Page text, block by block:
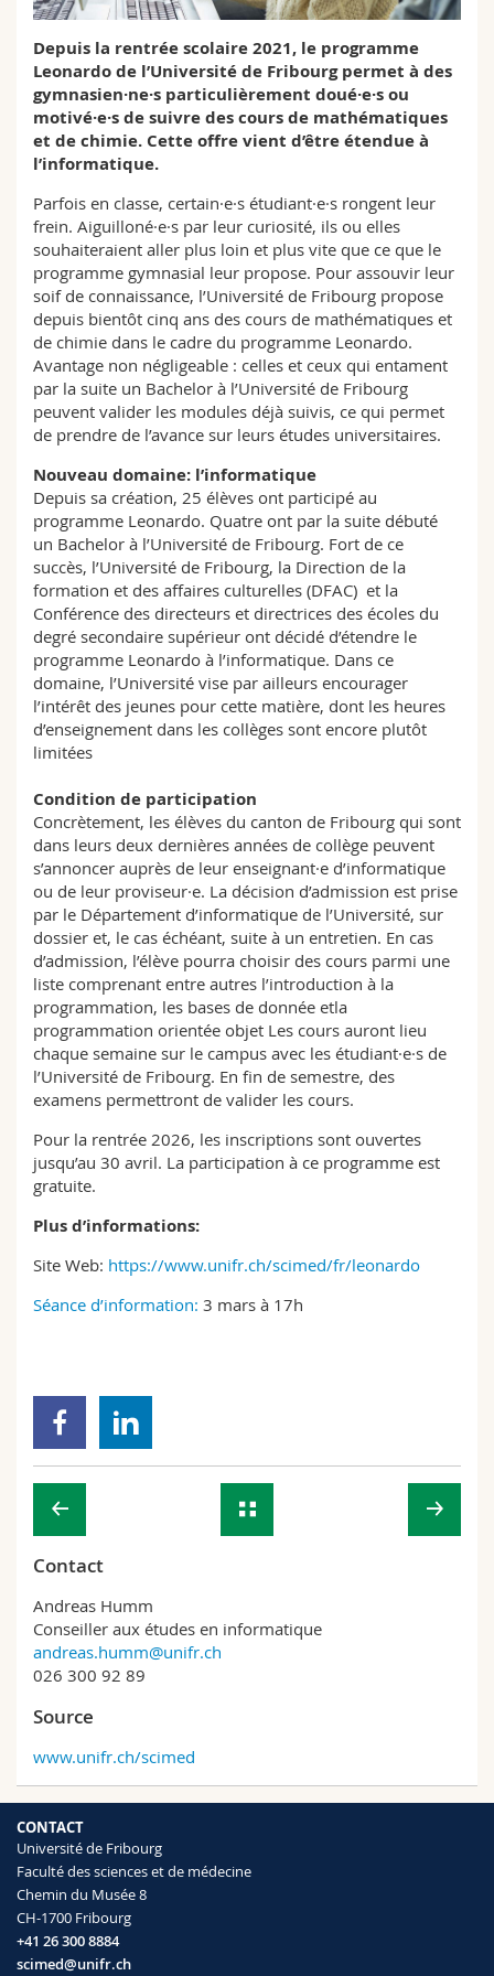
Sciences et médecine
Interfacultaire
Collaborateurs
Doctorants
Webmail
Programme des cours
MyUnifr
Depuis la rentrée scolaire 2021, le programme
Leonardo de l’Université de Fribourg permet à des
gymnasien·ne·s particulièrement doué·e·s ou
motivé·e·s de suivre des cours de mathématiques
et de chimie. Cette offre vient d’être étendue à
l’informatique.
Parfois en classe, certain·e·s étudiant·e·s rongent leur
frein. Aiguilloné·e·s par leur curiosité, ils ou elles
souhaiteraient aller plus loin et plus vite que ce que le
programme gymnasial leur propose. Pour assouvir leur
soif de connaissance, l’Université de Fribourg propose
depuis bientôt cinq ans des cours de mathématiques et
de chimie dans le cadre du programme Leonardo.
Avantage non négligeable : celles et ceux qui entament
par la suite un Bachelor à l’Université de Fribourg
peuvent valider les modules déjà suivis, ce qui permet
de prendre de l’avance sur leurs études universitaires.
Nouveau domaine: l’informatique
Depuis sa création, 25 élèves ont participé au
programme Leonardo. Quatre ont par la suite débuté
un Bachelor à l’Université de Fribourg. Fort de ce
succès, l’Université de Fribourg, la Direction de la
formation et des affaires culturelles (DFAC) et la
Conférence des directeurs et directrices des écoles du
degré secondaire supérieur ont décidé d’étendre le
programme Leonardo à l’informatique. Dans ce
domaine, l’Université vise par ailleurs encourager
l’intérêt des jeunes pour cette matière, dont les heures
d’enseignement dans les collèges sont encore plutôt
limitées
Condition de participation
Concrètement, les élèves du canton de Fribourg qui sont
dans leurs deux dernières années de collège peuvent
s’annoncer auprès de leur enseignant·e d’informatique
ou de leur proviseur·e. La décision d’admission est prise
par le Département d’informatique de l’Université, sur
dossier et, le cas échéant, suite à un entretien. En cas
d’admission, l’élève pourra choisir des cours parmi une
liste comprenant entre autres l’introduction à la
programmation, les bases de donnée etla
programmation orientée objet Les cours auront lieu
chaque semaine sur le campus avec les étudiant·e·s de
l’Université de Fribourg. En fin de semestre, des
examens permettront de valider les cours.
Pour la rentrée 2026, les inscriptions sont ouvertes
jusqu’au 30 avril. La participation à ce programme est
gratuite.
Plus d’informations:
Site Web: https://www.unifr.ch/scimed/fr/leonardo
Séance d’information: 3 mars à 17h
Contact
Andreas Humm
Conseiller aux études en informatique
andreas.humm@unifr.ch
026 300 92 89
Source
www.unifr.ch/scimed
CONTACT
Université de Fribourg
Faculté des sciences et de médecine
Chemin du Musée 8
CH-1700 Fribourg
+41 26 300 8884
scimed@unifr.ch